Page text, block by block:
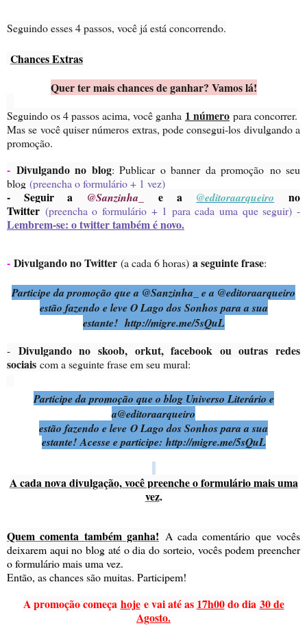
Seguindo esses 4 passos, você já está concorrendo.
Chances Extras
Quer ter mais chances de ganhar? Vamos lá!
Seguindo os 4 passos acima, você ganha 1 número para concorrer.
Mas se você quiser números extras, pode consegui-los divulgando a
promoção.
- Divulgando no blog: Publicar o banner da promoção no seu
blog (preencha o formulário + 1 vez)
- Seguir a @Sanzinha_ e a @editoraarqueiro no
Twitter (preencha o formulário + 1 para cada uma que seguir) -
Lembrem-se: o twitter também é novo.
- Divulgando no Twitter (a cada 6 horas) a seguinte frase:
Participe da promoção que a @Sanzinha_ e a @editoraarqueiro
estão fazendo e leve O Lago dos Sonhos para a sua
estante! http://migre.me/5sQuL
- Divulgando no skoob, orkut, facebook ou outras redes
sociais com a seguinte frase em seu mural:
Participe da promoção que o blog Universo Literário e
a@editoraarqueiro
estão fazendo e leve O Lago dos Sonhos para a sua
estante! Acesse e participe: http://migre.me/5sQuL
A cada nova divulgação, você preenche o formulário mais uma
vez.
Quem comenta também ganha! A cada comentário que vocês
deixarem aqui no blog até o dia do sorteio, vocês podem preencher
o formulário mais uma vez.
Então, as chances são muitas. Participem!
A promoção começa hojee vai até as 17h00do dia 30 de
Agosto.